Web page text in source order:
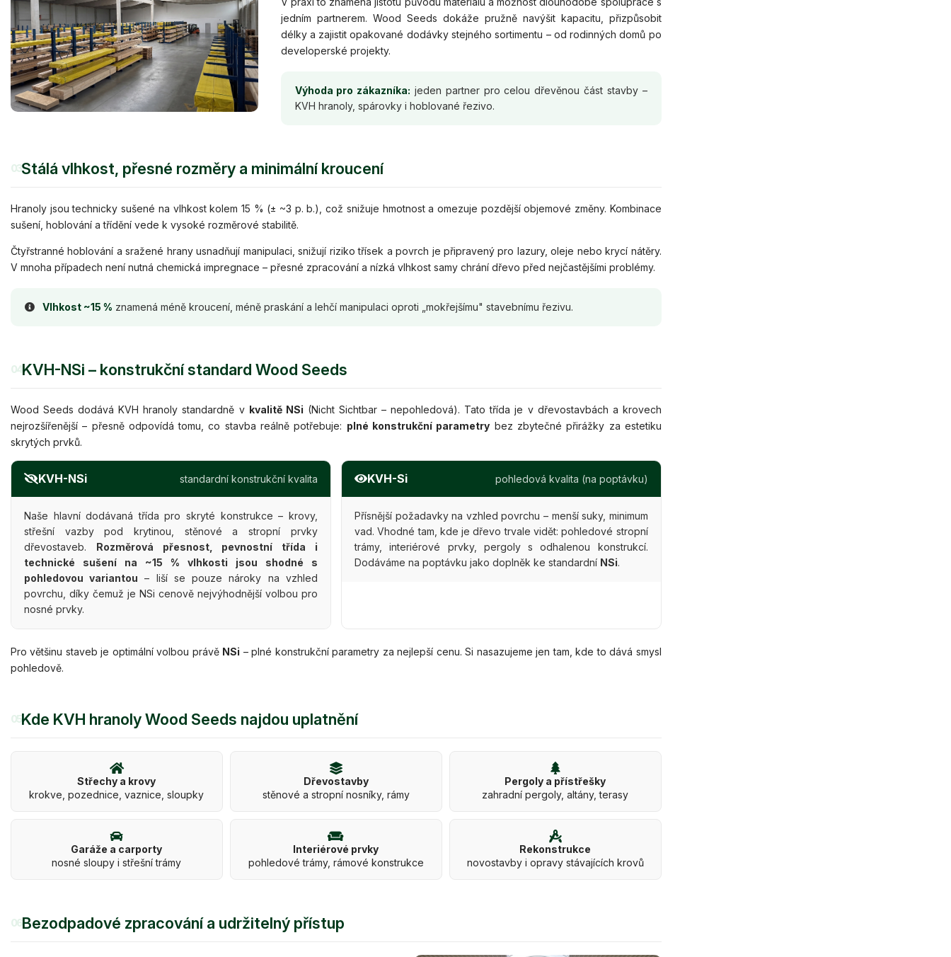
jedním partnerem. Wood Seeds dokáže pružně navýšit kapacitu, přizpůsobit
délky a zajistit opakované dodávky stejného sortimentu – od rodinných domů po
developerské projekty.
Výhoda pro zákazníka: jeden partner pro celou dřevěnou část stavby –
KVH hranoly, spárovky i hoblované řezivo.
03Stálá vlhkost, přesné rozměry a minimální kroucení
Hranoly jsou technicky sušené na vlhkost kolem 15 % (± ~3 p. b.), což snižuje hmotnost a omezuje pozdější objemové změny. Kombinace
sušení, hoblování a třídění vede k vysoké rozměrové stabilitě.
Čtyřstranné hoblování a sražené hrany usnadňují manipulaci, snižují riziko třísek a povrch je připravený pro lazury, oleje nebo krycí nátěry.
V mnoha případech není nutná chemická impregnace – přesné zpracování a nízká vlhkost samy chrání dřevo před nejčastějšími problémy.
Vlhkost ~15 % znamená méně kroucení, méně praskání a lehčí manipulaci oproti „mokřejšímu" stavebnímu řezivu.
04KVH-NSi – konstrukční standard Wood Seeds
Wood Seeds dodává KVH hranoly standardně v kvalitě NSi (Nicht Sichtbar – nepohledová). Tato třída je v dřevostavbách a krovech
nejrozšířenější – přesně odpovídá tomu, co stavba reálně potřebuje: plné konstrukční parametry bez zbytečné přirážky za estetiku
skrytých prvků.
KVH-NSi standardní konstrukční kvalita
Naše hlavní dodávaná třída pro skryté konstrukce – krovy,
střešní vazby pod krytinou, stěnové a stropní prvky
dřevostaveb. Rozměrová přesnost, pevnostní třída i
technické sušení na ~15 % vlhkosti jsou shodné s
pohledovou variantou – liší se pouze nároky na vzhled
povrchu, díky čemuž je NSi cenově nejvýhodnější volbou pro
nosné prvky.
KVH-Si pohledová kvalita (na poptávku)
Přísnější požadavky na vzhled povrchu – menší suky, minimum
vad. Vhodné tam, kde je dřevo trvale vidět: pohledové stropní
trámy, interiérové prvky, pergoly s odhalenou konstrukcí.
Dodáváme na poptávku jako doplněk ke standardní NSi.
Pro většinu staveb je optimální volbou právě NSi – plné konstrukční parametry za nejlepší cenu. Si nasazujeme jen tam, kde to dává smysl
pohledově.
05Kde KVH hranoly Wood Seeds najdou uplatnění
Střechy a krovy
krokve, pozednice, vaznice, sloupky
Dřevostavby
stěnové a stropní nosníky, rámy
Pergoly a přístřešky
zahradní pergoly, altány, terasy
Garáže a carporty
nosné sloupy i střešní trámy
Interiérové prvky
pohledové trámy, rámové konstrukce
Rekonstrukce
novostavby i opravy stávajících krovů
06Bezodpadové zpracování a udržitelný přístup